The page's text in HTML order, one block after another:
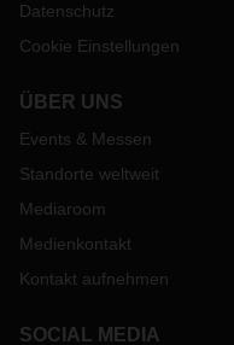
Datenschutz
Cookie Einstellungen
ÜBER UNS
Events & Messen
Standorte weltweit
Mediaroom
Medienkontakt
Kontakt aufnehmen
SOCIAL MEDIA